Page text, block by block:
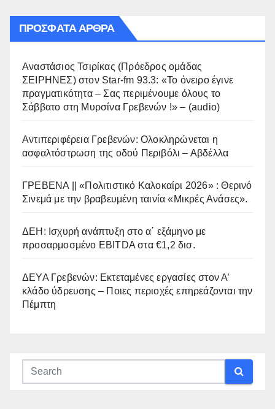
ΠΡΌΣΦΑΤΑ ΆΡΘΡΑ
Αναστάσιος Τσιρίκας (Πρόεδρος ομάδας
ΣΕΙΡΗΝΕΣ) στον Star-fm 93.3: «Το όνειρο έγινε
πραγματικότητα – Σας περιμένουμε όλους το
Σάββατο στη Μυρσίνα Γρεβενών !» – (audio)
Αντιπεριφέρεια Γρεβενών: Ολοκληρώνεται η
ασφαλτόστρωση της οδού Περιβόλι – Αβδέλλα
ΓΡΕΒΕΝΑ || «Πολιτιστικό Καλοκαίρι 2026» : Θερινό
Σινεμά με την βραβευμένη ταινία «Μικρές Ανάσες».
ΔΕΗ: Ισχυρή ανάπτυξη στο α΄ εξάμηνο με
προσαρμοσμένο EBITDA στα €1,2 δισ.
ΔΕΥΑ Γρεβενών: Εκτεταμένες εργασίες στον Α’
κλάδο ύδρευσης – Ποιες περιοχές επηρεάζονται την
Πέμπτη